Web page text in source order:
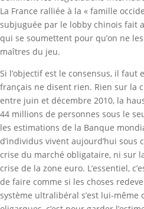
La France ralliée à la « famille
subjuguée par le lobby chinois fait
qui se soumettent pour qu’on ne
maîtres du jeu.
Si l’objectif est le consensus, il faut
français ne disent rien. Rien sur la
entre juin et décembre 2010, la
44 millions de personnes sous le
les estimations de la Banque
d’individus vivent aujourd’hui sous
crise du marché obligataire, ni sur
crise de la zone euro. L’essentiel,
de faire comme si les choses
système ultralibéral s’est lui-même